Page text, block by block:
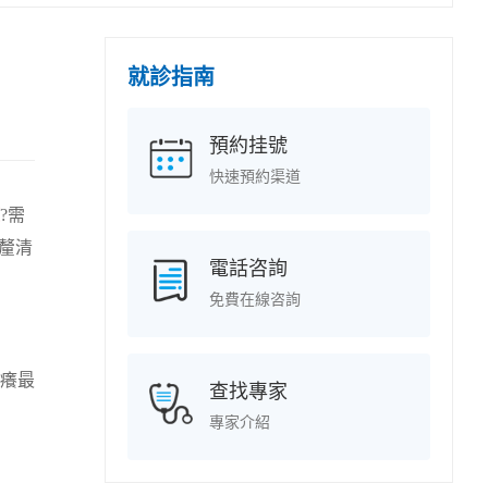
?需
清
最
就診指南
預約挂號
快速預約渠道
電話咨詢
免費在線咨詢
查找專家
專家介紹